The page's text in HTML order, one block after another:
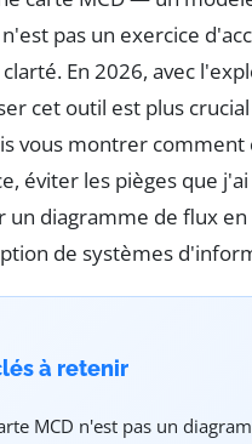
pas un exercice
En 2026, avec
cet outil est plus
vous montrer
éviter les pièges que
diagramme de flux
de systèmes
à retenir
MCD n'est pas un